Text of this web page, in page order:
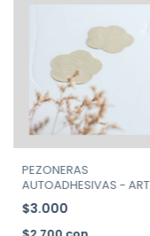
PEZONERAS
AUTOADHESIVAS -
ALM-PEP seg piel
$3.000